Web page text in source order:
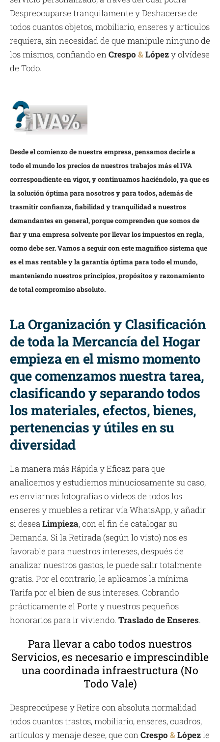
Despreocuparse tranquilamente y Deshacerse de
todos cuantos objetos, mobiliario, enseres y artículos
requiera, sin necesidad de que manipule ninguno de
los mismos, confiando enCrespo &Lópezy olvídese
de Todo.
Desde el comienzo de nuestra empresa, pensamos decirle a
todo el mundo los precios de nuestros trabajos más el IVA
correspondiente en vigor, y continuamos haciéndolo, ya que es
la solución óptima para nosotros y para todos, además de
trasmitir confianza, fiabilidad y tranquilidad a nuestros
demandantes en general, porque comprenden que somos de
fiar y una empresa solvente por llevar los impuestos en regla,
como debe ser. Vamos a seguir con este magnífico sistema que
es el mas rentable y la garantía óptima para todo el mundo,
manteniendo nuestros principios, propósitos y razonamiento
de total compromiso absoluto.
La Organización y Clasificación
de toda la Mercancía del Hogar
empieza en el mismo momento
que comenzamos nuestra tarea,
clasificando y separando todos
los materiales, efectos, bienes,
pertenencias y útiles en su
diversidad
La manera más Rápida y Eficaz para que
analicemos y estudiemos minuciosamente su caso,
es enviarnos fotografías o videos de todos los
enseres y muebles a retirar vía WhatsApp, y añadir
si deseaLimpieza, con el fin de catalogar su
Demanda. Si la Retirada (según lo visto) nos es
favorable para nuestros intereses, después de
analizar nuestros gastos, le puede salir totalmente
gratis. Por el contrario, le aplicamos la mínima
Tarifa por el bien de sus intereses. Cobrando
prácticamente el Porte y nuestros pequeños
honorarios para ir viviendo. Traslado de Enseres.
Para llevar a cabo todos nuestros
Servicios, es necesario e imprescindible
una coordinada infraestructura (No
Todo Vale)
Despreocúpese y Retire con absoluta normalidad
todos cuantos trastos, mobiliario, enseres, cuadros,
artículos y menaje desee, que conCrespo &Lópezle